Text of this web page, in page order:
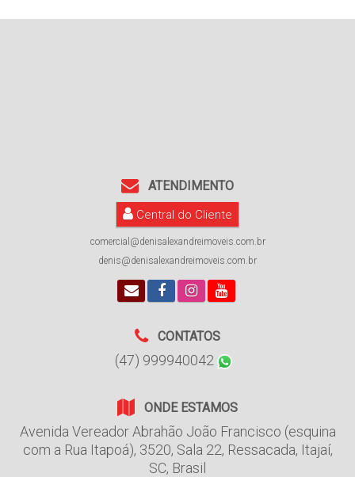
ATENDIMENTO
Central do Cliente
comercial@denisalexandreimoveis.com.br
denis@denisalexandreimoveis.com.br
CONTATOS
(47) 999940042
ONDE ESTAMOS
Avenida Vereador Abrahão João Francisco (esquina
com a Rua Itapoá), 3520, Sala 22, Ressacada, Itajaí,
SC, Brasil